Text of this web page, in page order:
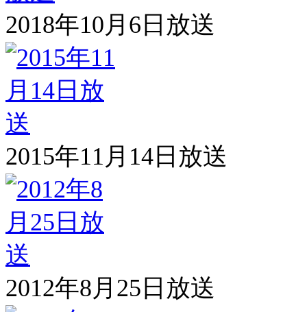
2018年10月6日放送
2015年11月14日放送
2012年8月25日放送